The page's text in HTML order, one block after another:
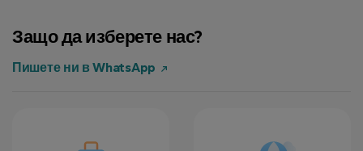
Защо да изберете нас?
Пишете ни в WhatsApp